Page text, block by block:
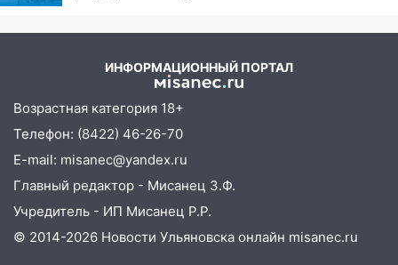
Новгородской в Ульяновске и рухнуло
В Заволжском районе дерево
упало во дворе
13:08 Ураган ударил по Ульяновску:
сорванные крыши, поваленные деревья,
затопленные улицы и остановившиеся
12:17 Ульяновск накрыл крупный град:
ИНФОРМАЦИОННЫЙ ПОРТАЛ
Возрастная категория 18+
Телефон: (8422) 46-26-70
E-mail: misanec@yandex.ru
Главный редактор - Мисанец З.Ф.
Учредитель - ИП Мисанец Р.Р.
© 2014-2026 Новости Ульяновска онлайн misanec.ru